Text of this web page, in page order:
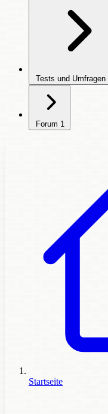
Tests und Umfragen
Forum 1
Startseite